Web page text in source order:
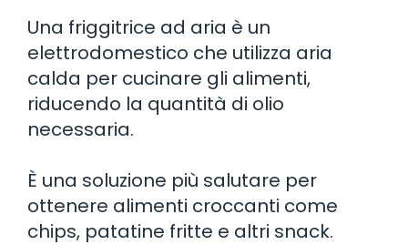
Una friggitrice ad aria è un
elettrodomestico che utilizza aria
calda per cucinare gli alimenti,
riducendo la quantità di olio
necessaria.
È una soluzione più salutare per
ottenere alimenti croccanti come
chips, patatine fritte e altri snack.